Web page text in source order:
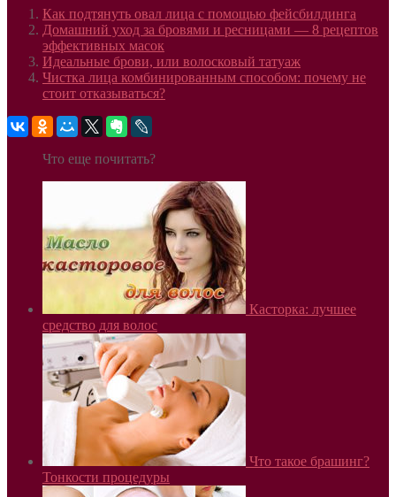
Как подтянуть овал лица с помощью фейсбилдинга
Домашний уход за бровями и ресницами — 8 рецептов
эффективных масок
Идеальные брови, или волосковый татуаж
Чистка лица комбинированным способом: почему не
стоит отказываться?
Что еще почитать?
Касторка: лучшее
средство для волос
Что такое брашинг?
Тонкости процедуры